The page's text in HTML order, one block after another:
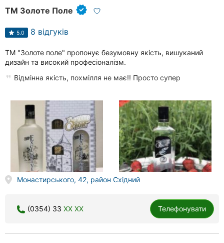
ТМ Золоте Поле
5.0 8 відгуків
ТМ "Золоте поле" пропонує безумовну якість, вишуканий
дизайн та високий професіоналізм.
Відмінна якість, похмілля не має!! Просто супер
Монастирського, 42, район Східний
(0354) 33 XX XX Телефонувати